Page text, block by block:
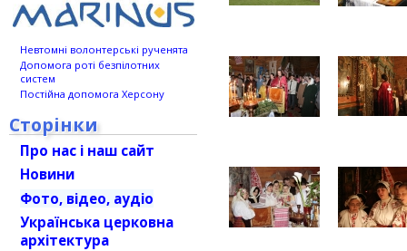
Невтомні волонтерські рученята
Допомога роті безпілотних
систем
Постійна допомога Херсону
Сторінки
Про нас і наш сайт
Новини
Фото, відео, аудіо
Українська церковна
архітектура